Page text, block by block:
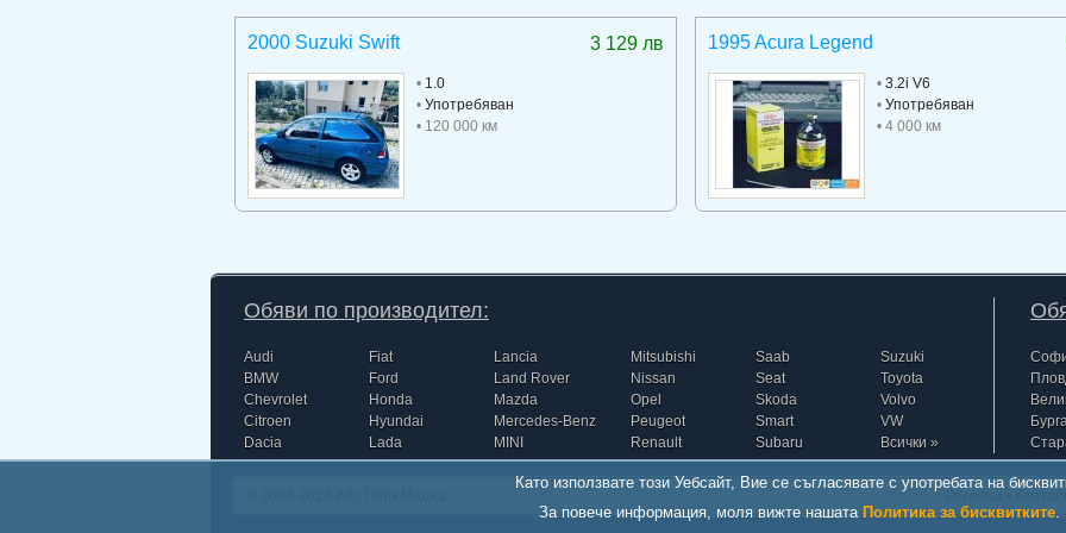
3 129 лв
2000 Suzuki Swift
• 1.0
• Употребяван
• 120 000 км
1995 Acura Legend
•3.2i V6
•Употребяван
• 4 000 км
Обяви по производител:
Audi
BMW
Chevrolet
Citroen
Dacia
Fiat
Ford
Honda
Hyundai
Lada
Lancia
Land Rover
Mazda
Mercedes-Benz
MINI
Mitsubishi
Nissan
Opel
Peugeot
Renault
Saab
Seat
Skoda
Smart
Subaru
Suzuki
Toyota
Volvo
VW
Всички »
Като използвате този Уебсайт, Вие се съгласявате с употребата на
За повече информация, моля вижте нашата Политика за бисквитките.